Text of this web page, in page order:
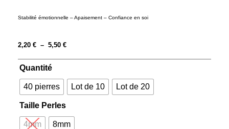
Stabilité émotionnelle – Apaisement – Confiance en soi
2,20 € – 5,50 €
Quantité
40 pierres Lot de 10 Lot de 20
Taille Perles
4mm 8mm